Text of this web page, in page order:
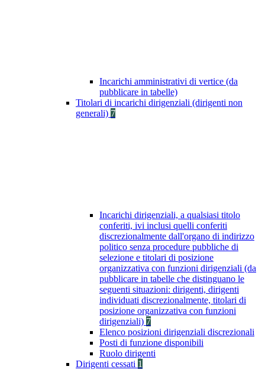
Incarichi amministrativi di vertice (da
pubblicare in tabelle)
Titolari di incarichi dirigenziali (dirigenti non
generali) 7
Incarichi dirigenziali, a qualsiasi titolo
conferiti, ivi inclusi quelli conferiti
discrezionalmente dall'organo di indirizzo
politico senza procedure pubbliche di
selezione e titolari di posizione
organizzativa con funzioni dirigenziali (da
pubblicare in tabelle che distinguano le
seguenti situazioni: dirigenti, dirigenti
individuati discrezionalmente, titolari di
posizione organizzativa con funzioni
dirigenziali) 7
Elenco posizioni dirigenziali discrezionali
Posti di funzione disponibili
Ruolo dirigenti
Dirigenti cessati 1